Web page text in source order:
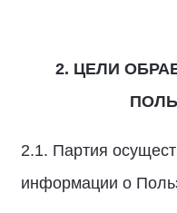
2. ЦЕЛИ
2.1. Партия
информации о